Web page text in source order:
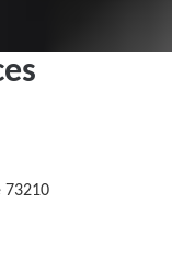
73210